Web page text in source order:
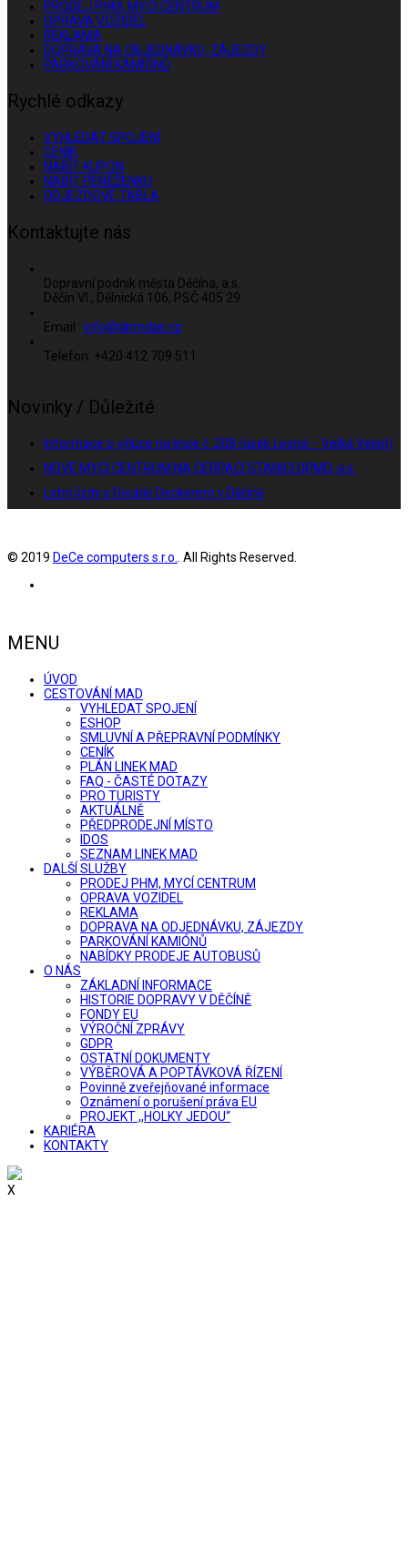
PRODEJ PHM, MYCÍ CENTRUM
OPRAVA VOZIDEL
REKLAMA
DOPRAVA NA OBJEDNÁVKU, ZÁJEZDY
PARKOVÁNÍ KAMIÓNŮ
Rychlé odkazy
VYHLEDAT SPOJENÍ
CENÍK
NABÍT KUPON
NABÍT PENĚŽENKU
ODJEZDOVÉ TABLA
Kontaktujte nás
Dopravní podnik města Děčína, a.s.
Děčín VI., Dělnická 106, PSČ 405 29
Email : info@dpmdas.cz
Telefon: +420 412 709 511
Novinky / Důležité
Informace o výluce na lince č. 208 (úsek Lesná – Velká Veleň)
NOVÉ MYCÍ CENTRUM NA ČERPACÍ STANICI DPMD, a.s.
Letní jízdy s Double Deckerem v Děčíně
© 2019 DeCe computers s.r.o. . All Rights Reserved.
MENU
ÚVOD
CESTOVÁNÍ MAD
VYHLEDAT SPOJENÍ
ESHOP
SMLUVNÍ A PŘEPRAVNÍ PODMÍNKY
CENÍK
PLÁN LINEK MAD
FAQ - ČASTÉ DOTAZY
PRO TURISTY
AKTUÁLNĚ
PŘEDPRODEJNÍ MÍSTO
IDOS
SEZNAM LINEK MAD
DALŠÍ SLUŽBY
PRODEJ PHM, MYCÍ CENTRUM
OPRAVA VOZIDEL
REKLAMA
DOPRAVA NA ODJEDNÁVKU, ZÁJEZDY
PARKOVÁNÍ KAMIÓNŮ
NABÍDKY PRODEJE AUTOBUSŮ
O NÁS
ZÁKLADNÍ INFORMACE
HISTORIE DOPRAVY V DĚČÍNĚ
FONDY EU
VÝROČNÍ ZPRÁVY
GDPR
OSTATNÍ DOKUMENTY
VÝBĚROVÁ A POPTÁVKOVÁ ŘÍZENÍ
Povinně zveřejňované informace
Oznámení o porušení práva EU
PROJEKT ,,HOLKY JEDOU“
KARIÉRA
KONTAKTY
X